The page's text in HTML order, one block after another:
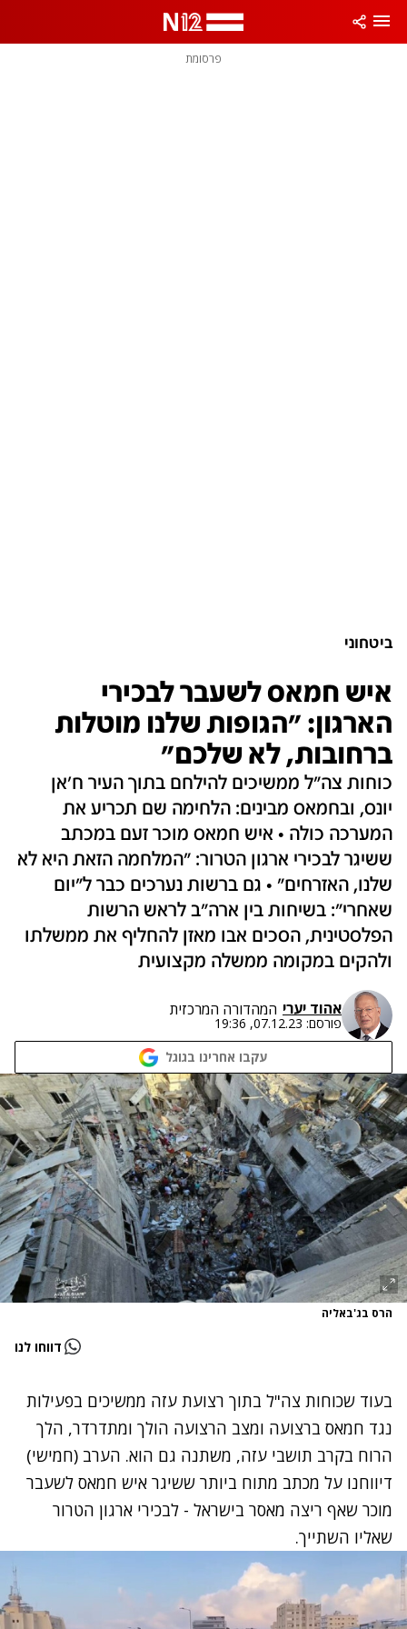
פרסומת
ביטחוני
איש חמאס לשעבר לבכירי
הארגון: "הגופות שלנו מוטלות
ברחובות, לא שלכם"
כוחות צה"ל ממשיכים להילחם בתוך העיר ח'אן
יונס, ובחמאס מבינים: הלחימה שם תכריע את
המערכה כולה • איש חמאס מוכר זעם במכתב
ששיגר לבכירי ארגון הטרור: "המלחמה הזאת היא לא
שלנו, האזרחים" • גם ברשות נערכים כבר ל"יום
שאחרי": בשיחות בין ארה"ב לראש הרשות
הפלסטינית, הסכים אבו מאזן להחליף את ממשלתו
ולהקים במקומה ממשלה מקצועית
אהוד יערי המהדורה המרכזית
פורסם: 07.12.23, 19:36
עקבו אחרינו בגוגל
הרס בג'באליה
דווחו לנו
בעוד שכוחות צה"ל בתוך רצועת עזה ממשיכים בפעילות
נגד חמאס ברצועה ומצב הרצועה הולך ומתדרדר, הלך
הרוח בקרב תושבי עזה, משתנה גם הוא. הערב (חמישי)
דיווחנו על מכתב מתוח ביותר ששיגר איש חמאס לשעבר
מוכר שאף ריצה מאסר בישראל - לבכירי ארגון הטרור
שאליו השתייך.